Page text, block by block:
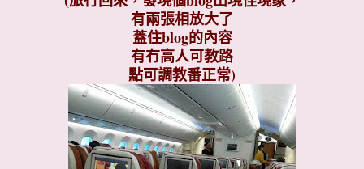
有兩張相放大了
蓋住blog的內容
有冇高人可教路
點可調教番正常)